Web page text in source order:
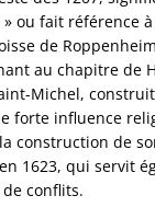
ou fait référence
de
au chapitre de
Michel,
forte influence
construction de
1623, qui servit
conflits.